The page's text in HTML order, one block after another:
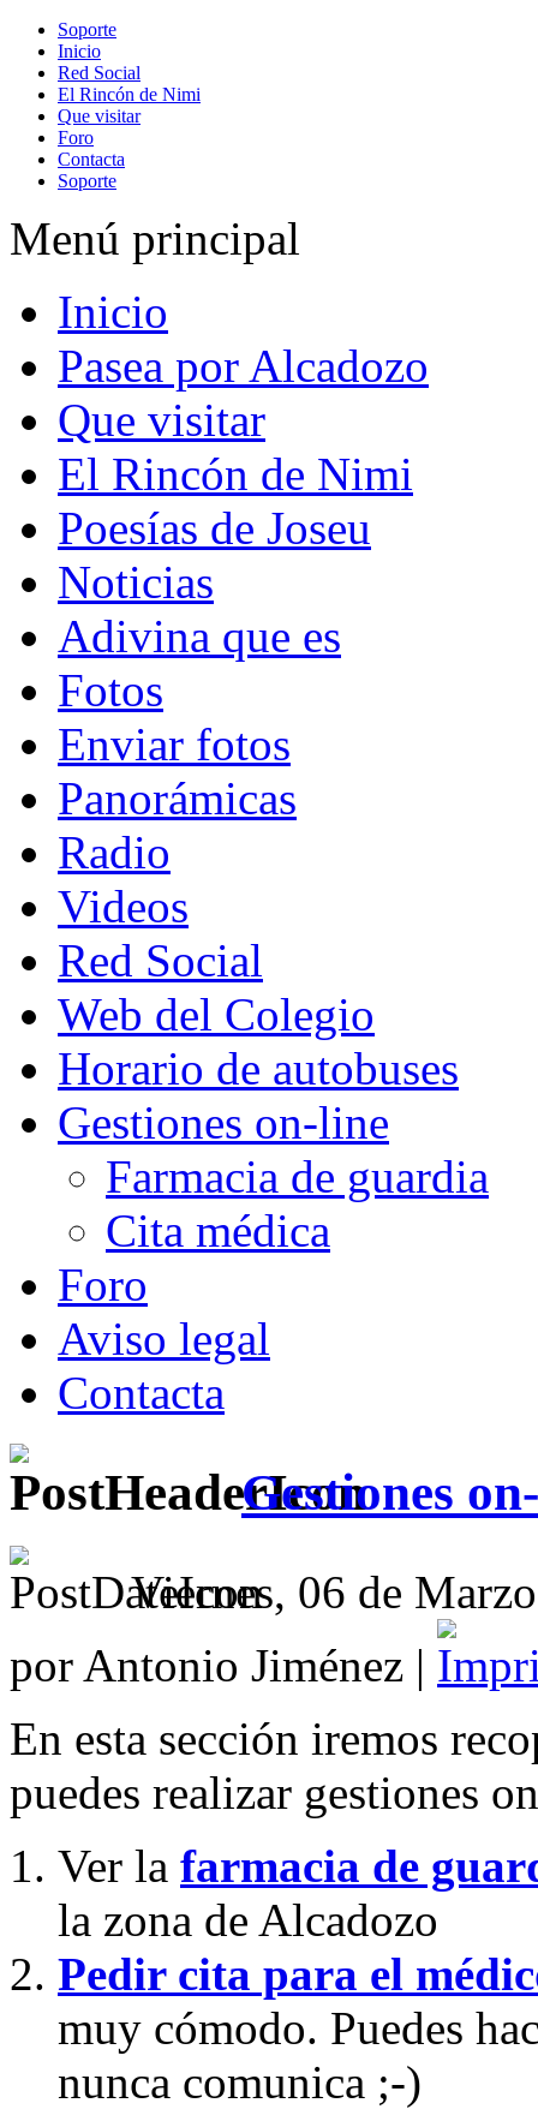
Soporte
Inicio
Red Social
El Rincón de Nimi
Que visitar
Foro
Contacta
Soporte
Menú principal
Inicio
Pasea por Alcadozo
Que visitar
El Rincón de Nimi
Poesías de Joseu
Noticias
Adivina que es
Fotos
Enviar fotos
Panorámicas
Radio
Videos
Red Social
Web del Colegio
Horario de autobuses
Gestiones on-line
Farmacia de guardia
Cita médica
Foro
Aviso legal
Contacta
Gestiones
Viernes, 06 de
por Antonio Jiménez |
En esta sección iremos
puedes realizar gestiones
Ver la farmacia de
la zona de Alcadozo
Pedir cita para el
muy cómodo. Puedes
nunca comunica ;-)